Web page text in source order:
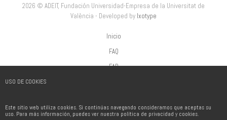
USO DE COOKIES
Este sitio web utiliza cookies. Si continúas navegando consideramos que aceptas su
uso. Para más información, puedes ver nuestra política de privacidad y cookies.
2026 © ADEIT, Fundación Universidad-Empresa de la Universitat de
València - Developed by Ixotype
Inicio
FAQ
FAP
Política de Cookies